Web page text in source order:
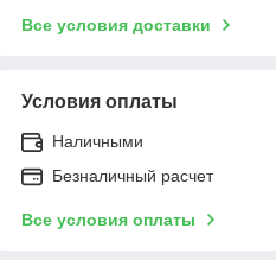
Все условия доставки
Условия оплаты
Наличными
Безналичный расчет
Все условия оплаты